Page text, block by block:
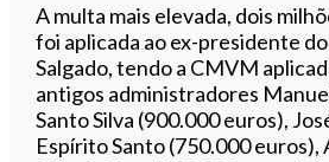
A multa mais elevada, dois
foi aplicada ao ex-presidente
Salgado, tendo a CMVM
antigos administradores
Santo Silva (900.000 euros),
Espírito Santo (750.000 euros),